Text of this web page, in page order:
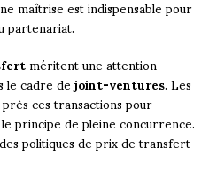
maîtrise est indispensable pour
partenariat.
méritent une attention
le cadre dejoint-ventures. Les
ces transactions pour
principe de pleine concurrence.
politiques de prix de transfert